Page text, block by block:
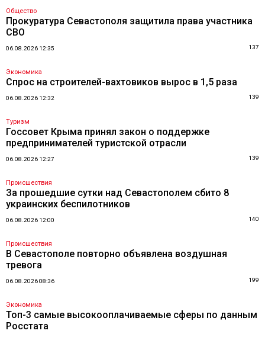
Общество
Прокуратура Севастополя защитила права участника
СВО
06.08.2026 12:35 137
Экономика
Спрос на строителей-вахтовиков вырос в 1,5 раза
06.08.2026 12:32 139
Туризм
Госсовет Крыма принял закон о поддержке
предпринимателей туристской отрасли
06.08.2026 12:27 139
Происшествия
За прошедшие сутки над Севастополем сбито 8
украинских беспилотников
06.08.2026 12:00 140
Происшествия
В Севастополе повторно объявлена воздушная
тревога
06.08.2026 08:36 199
Экономика
Топ-3 самые высокооплачиваемые сферы по данным
Росстата